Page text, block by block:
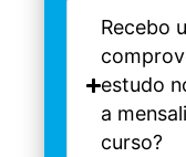
Recebo
estudo
a
curso?